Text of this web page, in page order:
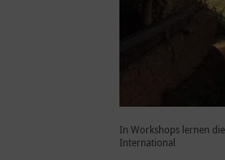
In Workshops lernen
International